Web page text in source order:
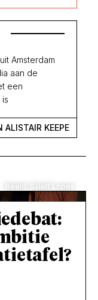
Amsterdam
aan de
een
ALISTAIR KEEPE
Beeld: Salett Lopes